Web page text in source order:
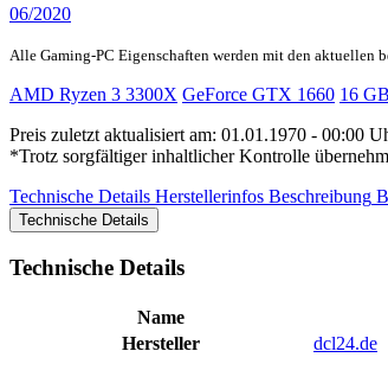
06/2020
Alle Gaming-PC Eigenschaften werden mit den aktuellen
AMD Ryzen 3 3300X GeForce GTX 1660 16
Preis zuletzt aktualisiert am: 01.01.1970 - 00:00
*Trotz sorgfältiger inhaltlicher Kontrolle
Technische Details Herstellerinfos Beschreibung
Technische Details
Technische Details
Name
Hersteller
dcl24.de